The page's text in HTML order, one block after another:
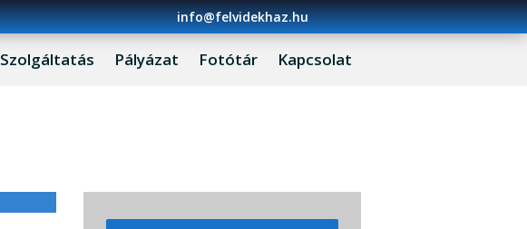
info@felvidekhaz.hu
Szolgáltatás Pályázat Fotótár Kapcsolat